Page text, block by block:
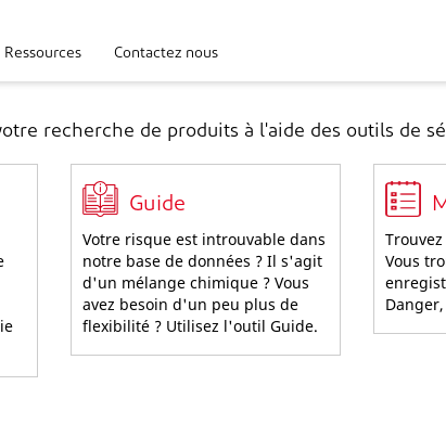
Ressources Contactez nous
recherche de produits à l'aide des outils de
Guide
Votre risque est introuvable dans
notre base de données ? Il s'agit
d'un mélange chimique ? Vous
avez besoin d'un peu plus de
flexibilité ? Utilisez l'outil Guide.
Vous